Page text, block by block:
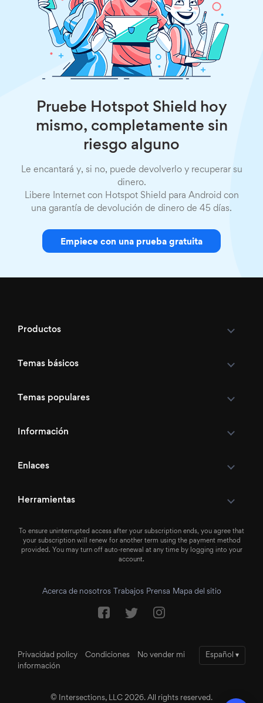
Pruebe Hotspot Shield hoy
mismo, completamente sin
riesgo alguno
Le encantará y, si no, puede devolverlo y recuperar su
dinero.
Libere Internet con Hotspot Shield para Android con
una garantía de devolución de dinero de 45 días.
Empiece con una prueba gratuita
Productos
Temas básicos
Temas populares
Información
Enlaces
Herramientas
To ensure uninterrupted access after your subscription ends, you agree that
your subscription will renew for another term using the payment method
provided. You may turn off auto-renewal at any time by logging into your
account.
Acerca de nosotros Trabajos Prensa Mapa del sitio
Privacidad policy Condiciones
No vender mi
información
Español ▾
© Intersections, LLC 2026. All rights reserved.